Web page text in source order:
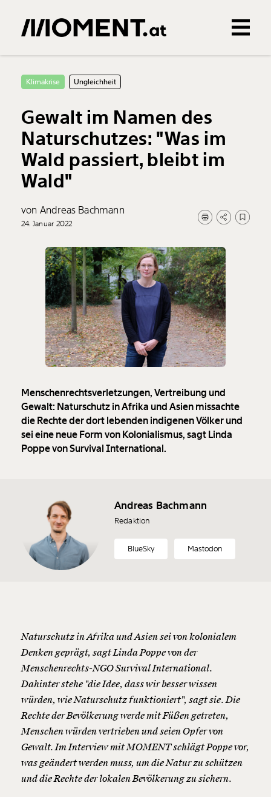
0Treffer
Klimakrise Ungleichheit
Gewalt im Namen des
Naturschutzes: "Was im
Wald passiert, bleibt im
Wald"
von Andreas Bachmann
24. Januar 2022
Menschenrechtsverletzungen, Vertreibung und
Gewalt: Naturschutz in Afrika und Asien missachte
die Rechte der dort lebenden indigenen Völker und
sei eine neue Form von Kolonialismus, sagt Linda
Poppe von Survival International.
Andreas Bachmann
Redaktion
BlueSky Mastodon
Naturschutz in Afrika und Asien sei von kolonialem
Denken geprägt, sagt Linda Poppe von der
Menschenrechts-NGO Survival International.
Dahinter stehe "die Idee, dass wir besser wissen
würden, wie Naturschutz funktioniert", sagt sie. Die
Rechte der Bevölkerung werde mit Füßen getreten,
Menschen würden vertrieben und seien Opfer von
Gewalt. Im Interview mit MOMENT schlägt Poppe vor,
was geändert werden muss, um die Natur zu schützen
und die Rechte der lokalen Bevölkerung zu sichern.